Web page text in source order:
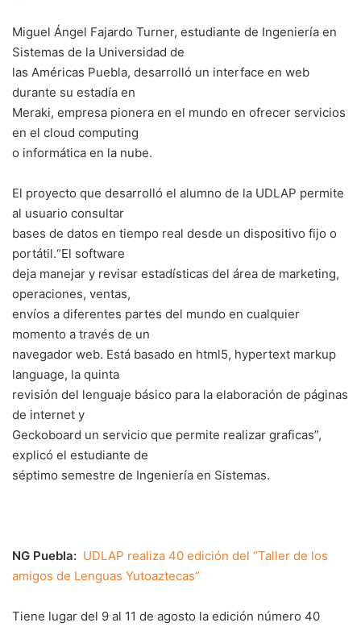
Miguel Ángel Fajardo Turner, estudiante de Ingeniería en
Sistemas de la Universidad de
las Américas Puebla, desarrolló un interface en web
durante su estadía en
Meraki, empresa pionera en el mundo en ofrecer servicios
en el cloud computing
o informática en la nube.
El proyecto que desarrolló el alumno de la UDLAP permite
al usuario consultar
bases de datos en tiempo real desde un dispositivo fijo o
portátil.“El software
deja manejar y revisar estadísticas del área de marketing,
operaciones, ventas,
envíos a diferentes partes del mundo en cualquier
momento a través de un
navegador web. Está basado en html5, hypertext markup
language, la quinta
revisión del lenguaje básico para la elaboración de páginas
de internet y
Geckoboard un servicio que permite realizar graficas”,
explicó el estudiante de
séptimo semestre de Ingeniería en Sistemas.
NG Puebla: UDLAP realiza 40 edición del “Taller de los
amigos de Lenguas Yutoaztecas”
Tiene lugar del 9 al 11 de agosto la edición número 40